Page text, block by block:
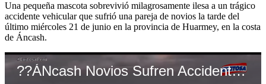
Una pequeña mascota sobrevivió milagrosamente ilesa a un trágico
accidente vehicular que sufrió una pareja de novios la tarde del
último miércoles 21 de junio en la provincia de Huarmey, en la costa
de Áncash.
??ÁNcash Novios Sufren Accidente Vehicular Y Uno Fallece En El Distrito De Huarmey